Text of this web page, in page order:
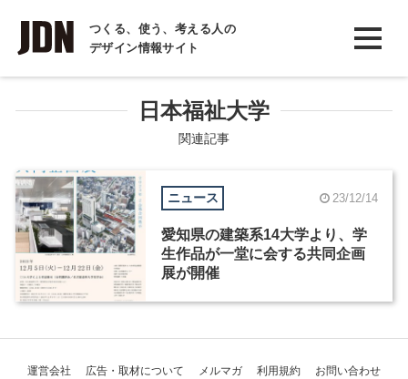
つくる、使う、考える人の
デザイン情報サイト
INTERVIEW
インタビュー
COLUMN
コラム
日本福祉大学
関連記事
ニュース 23/12/14
愛知県の建築系14大学より、学
生作品が一堂に会する共同企画
展が開催
運営会社 広告・取材について メルマガ 利用規約 お問い合わせ